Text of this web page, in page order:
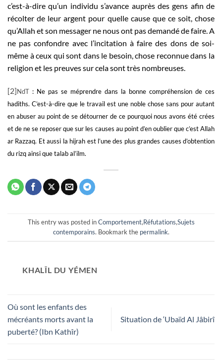
c’est-à-dire qu’un individu s’avance auprès des gens afin de
récolter de leur argent pour quelle cause que ce soit, chose
qu’Allah et son messager ne nous ont pas demandé de faire. A
ne pas confondre avec l’incitation à faire des dons de soi-
même à ceux qui sont dans le besoin, chose reconnue dans la
religion et les preuves sur cela sont très nombreuses.
[2]NdT : Ne pas se méprendre dans la bonne compréhension de ces
hadiths. C’est-à-dire que le travail est une noble chose sans pour autant
en abuser au point de se détourner de ce pourquoi nous avons été crées
et de ne se reposer que sur les causes au point d’en oublier que c’est Allah
ar Razzaq. Et aussi la hijrah est l’une des plus grandes causes d’obtention
du rizq ainsi que talab al’ilm.
This entry was posted inComportement,Réfutations,Sujets
contemporains. Bookmark the permalink.
KHALÎL DU YÉMEN
Où sont les enfants des
mécréants morts avant la
puberté? (Ibn Kathîr)
Situation de ‘Ubaïd Al Jâbirî